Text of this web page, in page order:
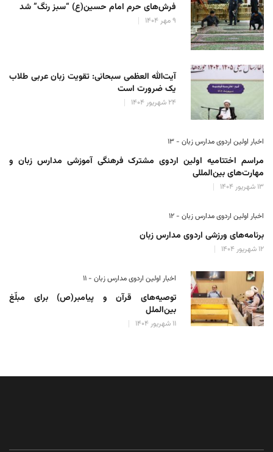
فرش‌های حرم امام حسین(ع) “سبز رنگ” شد
۹ مهر ۱۴۰۴
آیت‌الله العظمی سبحانی: تقویت زبان عربی طلاب
یک ضرورت است
۲۴ شهریور ۱۴۰۴
اخبار اولین اردوی مدارس زبان - ۱۳
مراسم اختتامیه اولین اردوی مشترک فرهنگی آموزشی مدارس زبان و
مهارت‌های بین‌المللی
۱۳ شهریور ۱۴۰۴
اخبار اولین اردوی مدارس زبان - ۱۲
برنامه‌های ورزشی اردوی مدارس زبان
۱۲ شهریور ۱۴۰۴
اخبار اولین اردوی مدارس زبان - ۱۱
توصیه‌های قرآن و پیامبر(ص) برای مبلّغ
بین‌الملل
۱۱ شهریور ۱۴۰۴